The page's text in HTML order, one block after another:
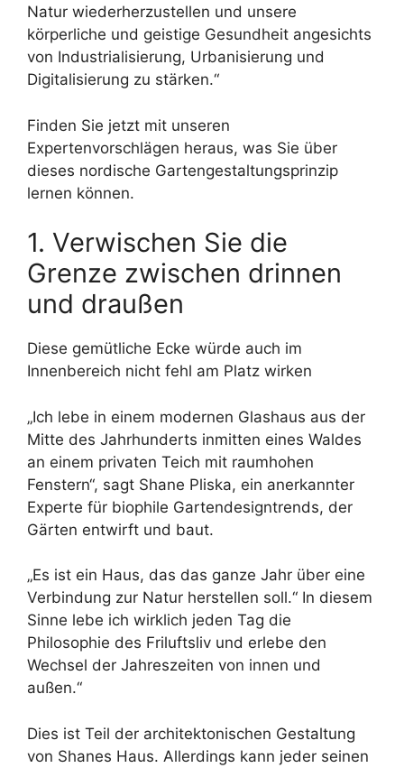
Natur wiederherzustellen und unsere
körperliche und geistige Gesundheit angesichts
von Industrialisierung, Urbanisierung und
Digitalisierung zu stärken.“
Finden Sie jetzt mit unseren
Expertenvorschlägen heraus, was Sie über
dieses nordische Gartengestaltungsprinzip
lernen können.
1. Verwischen Sie die
Grenze zwischen drinnen
und draußen
Diese gemütliche Ecke würde auch im
Innenbereich nicht fehl am Platz wirken
„Ich lebe in einem modernen Glashaus aus der
Mitte des Jahrhunderts inmitten eines Waldes
an einem privaten Teich mit raumhohen
Fenstern“, sagt Shane Pliska, ein anerkannter
Experte für biophile Gartendesigntrends, der
Gärten entwirft und baut.
„Es ist ein Haus, das das ganze Jahr über eine
Verbindung zur Natur herstellen soll.“ In diesem
Sinne lebe ich wirklich jeden Tag die
Philosophie des Friluftsliv und erlebe den
Wechsel der Jahreszeiten von innen und
außen.“
Dies ist Teil der architektonischen Gestaltung
von Shanes Haus. Allerdings kann jeder seinen